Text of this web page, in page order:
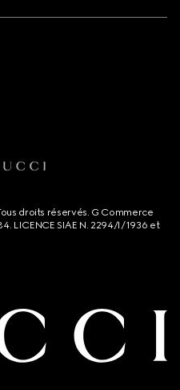
droits réservés. G Commerce
LICENCE SIAE N. 2294/I/1936 et